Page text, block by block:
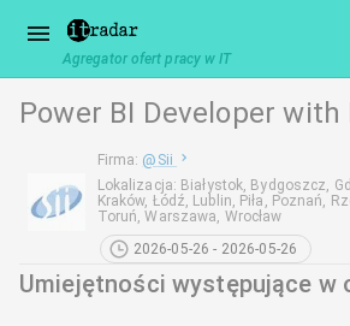
Agregator ofert pracy w IT
Power BI Developer
Firma: @ Sii
Lokalizacja: Białystok, Bydgoszcz,
Kraków, Łódź, Lublin, Piła, Poznań,
Toruń, Warszawa, Wrocław
2026-05-26 - 2026-05-26
Umiejętności występujące w